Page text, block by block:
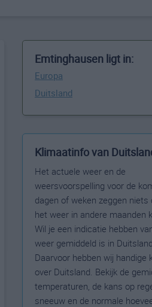
Emtinghausen ligt in:
Europa
Duitsland
Klimaatinfo van
Het actuele weer en de
weersvoorspelling voor de
dagen of weken zeggen niets
het weer in andere maanden
Wil je een indicatie hebben
weer gemiddeld is in
Daarvoor hebben wij handige
over Duitsland. Bekijk de
temperaturen, de kans op
sneeuw en de normale